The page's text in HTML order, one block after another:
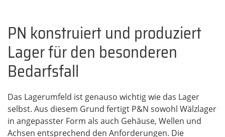
PN konstruiert und produziert
Lager für den besonderen
Bedarfsfall
Das Lagerumfeld ist genauso wichtig wie das Lager
selbst. Aus diesem Grund fertigt P&N sowohl Wälzlager
in angepasster Form als auch Gehäuse, Wellen und
Achsen entsprechend den Anforderungen. Die